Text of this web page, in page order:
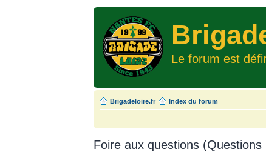
Le forum est
Brigadeloire.fr Index du forum
Foire aux questions